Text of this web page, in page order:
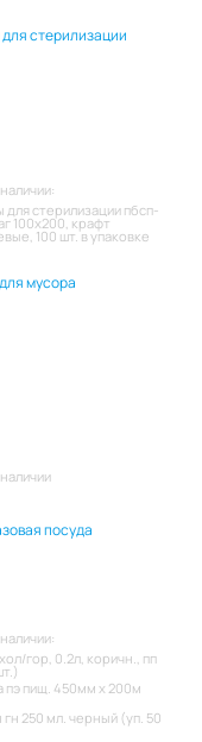
стерилизации
для стерилизации пбсп-
100х200, крафт
100 шт. в упаковке
мусора
посуда
гор, 0.2л, коричн., пп
пэ пищ. 450мм х 200м
гн 250 мл. черный (уп. 50